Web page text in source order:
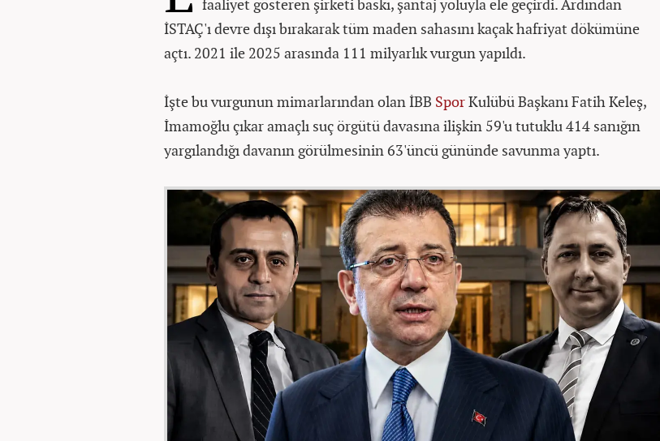
faaliyet gösteren şirketi baskı, şantaj yoluyla ele geçirdi. Ardından
İSTAÇ'ı devre dışı bırakarak tüm maden sahasını kaçak hafriyat dökümüne
açtı. 2021 ile 2025 arasında 111 milyarlık vurgun yapıldı.
İşte bu vurgunun mimarlarından olan İBB SporKulübü Başkanı Fatih Keleş,
İmamoğlu çıkar amaçlı suç örgütü davasına ilişkin 59'u tutuklu 414 sanığın
yargılandığı davanın görülmesinin 63'üncü gününde savunma yaptı.